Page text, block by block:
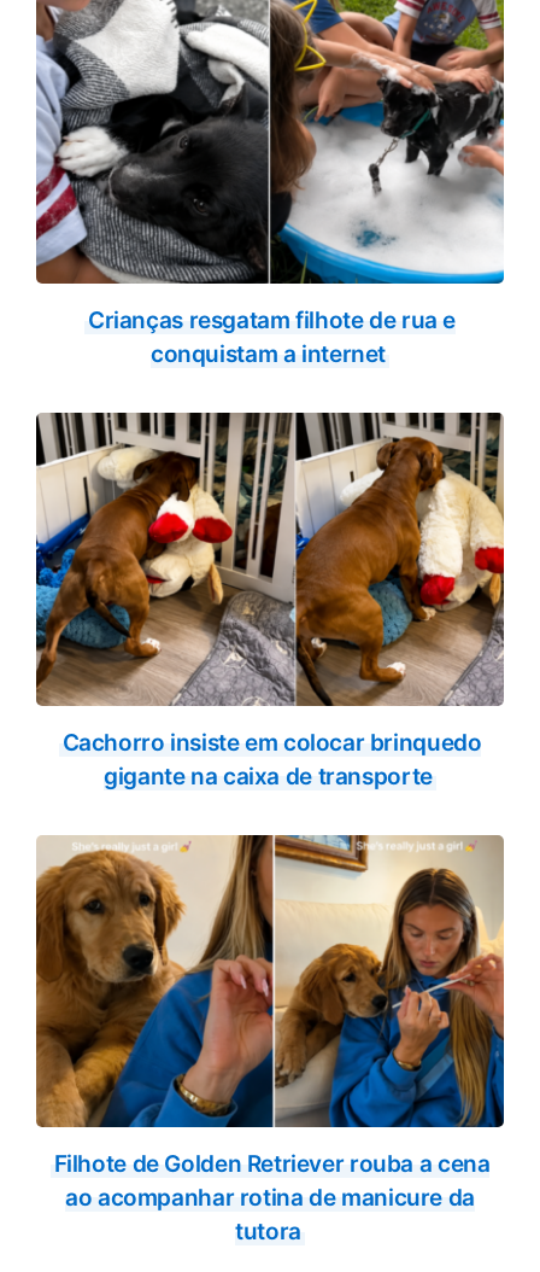
Crianças resgatam filhote de rua e
conquistam a internet
Cachorro insiste em colocar brinquedo
gigante na caixa de transporte
Filhote de Golden Retriever rouba a cena
ao acompanhar rotina de manicure da
tutora